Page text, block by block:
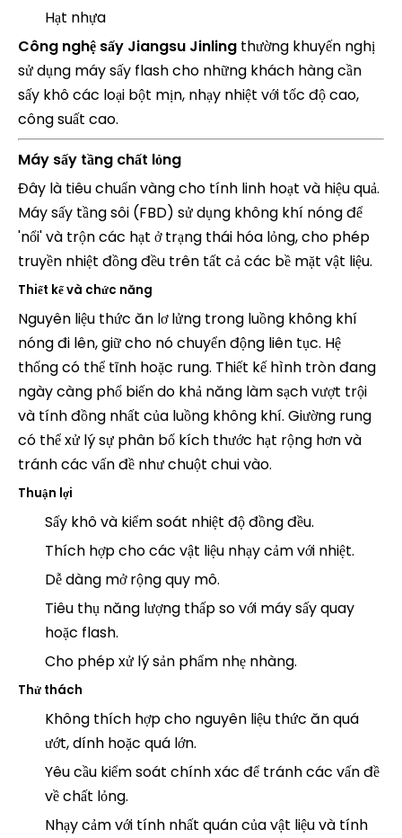
Hạt nhựa
Công nghệ sấy Jiangsu Jinling thường khuyến nghị
sử dụng máy sấy flash cho những khách hàng cần
sấy khô các loại bột mịn, nhạy nhiệt với tốc độ cao,
công suất cao.
Máy sấy tầng chất lỏng
Đây là tiêu chuẩn vàng cho tính linh hoạt và hiệu quả.
Máy sấy tầng sôi (FBD) sử dụng không khí nóng để
'nổi' và trộn các hạt ở trạng thái hóa lỏng, cho phép
truyền nhiệt đồng đều trên tất cả các bề mặt vật liệu.
Thiết kế và chức năng
Nguyên liệu thức ăn lơ lửng trong luồng không khí
nóng đi lên, giữ cho nó chuyển động liên tục. Hệ
thống có thể tĩnh hoặc rung. Thiết kế hình tròn đang
ngày càng phổ biến do khả năng làm sạch vượt trội
và tính đồng nhất của luồng không khí. Giường rung
có thể xử lý sự phân bố kích thước hạt rộng hơn và
tránh các vấn đề như chuột chui vào.
Thuận lợi
Sấy khô và kiểm soát nhiệt độ đồng đều.
Thích hợp cho các vật liệu nhạy cảm với nhiệt.
Dễ dàng mở rộng quy mô.
Tiêu thụ năng lượng thấp so với máy sấy quay
hoặc flash.
Cho phép xử lý sản phẩm nhẹ nhàng.
Thử thách
Không thích hợp cho nguyên liệu thức ăn quá
ướt, dính hoặc quá lớn.
Yêu cầu kiểm soát chính xác để tránh các vấn đề
về chất lỏng.
Nhạy cảm với tính nhất quán của vật liệu và tính